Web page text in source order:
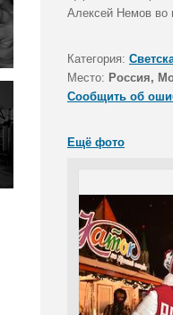
Алексей Немов во
Категория:
Место: Россия,
Сообщить об
Ещё фото